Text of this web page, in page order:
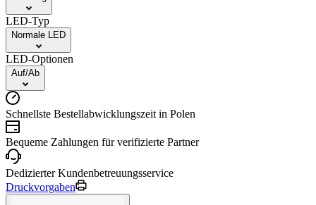
LED-Typ
Normale LED
LED-Optionen
Auf/Ab
Schnellste Bestellabwicklungszeit in Polen
Bequeme Zahlungen für verifizierte Partner
Dedizierter Kundenbetreuungsservice
Druckvorgaben